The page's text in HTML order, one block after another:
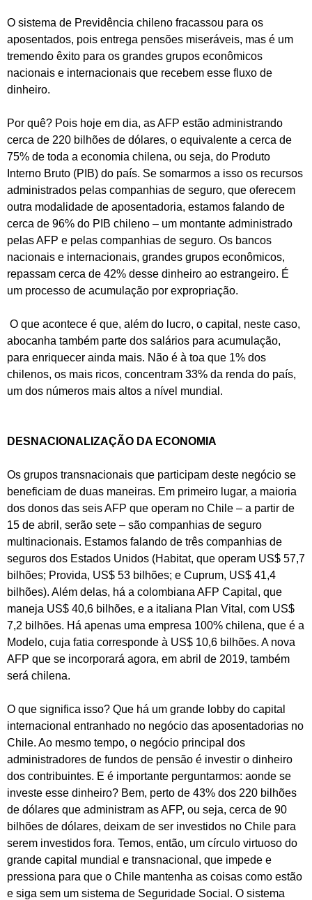
O sistema de Previdência chileno fracassou para os
aposentados, pois entrega pensões miseráveis, mas é um
tremendo êxito para os grandes grupos econômicos
nacionais e internacionais que recebem esse fluxo de
dinheiro.
Por quê? Pois hoje em dia, as AFP estão administrando
cerca de 220 bilhões de dólares, o equivalente a cerca de
75% de toda a economia chilena, ou seja, do Produto
Interno Bruto (PIB) do país. Se somarmos a isso os recursos
administrados pelas companhias de seguro, que oferecem
outra modalidade de aposentadoria, estamos falando de
cerca de 96% do PIB chileno – um montante administrado
pelas AFP e pelas companhias de seguro. Os bancos
nacionais e internacionais, grandes grupos econômicos,
repassam cerca de 42% desse dinheiro ao estrangeiro. É
um processo de acumulação por expropriação.
O que acontece é que, além do lucro, o capital, neste caso,
abocanha também parte dos salários para acumulação,
para enriquecer ainda mais. Não é à toa que 1% dos
chilenos, os mais ricos, concentram 33% da renda do país,
um dos números mais altos a nível mundial.
DESNACIONALIZAÇÃO DA ECONOMIA
Os grupos transnacionais que participam deste negócio se
beneficiam de duas maneiras. Em primeiro lugar, a maioria
dos donos das seis AFP que operam no Chile – a partir de
15 de abril, serão sete – são companhias de seguro
multinacionais. Estamos falando de três companhias de
seguros dos Estados Unidos (Habitat, que operam US$ 57,7
bilhões; Provida, US$ 53 bilhões; e Cuprum, US$ 41,4
bilhões). Além delas, há a colombiana AFP Capital, que
maneja US$ 40,6 bilhões, e a italiana Plan Vital, com US$
7,2 bilhões. Há apenas uma empresa 100% chilena, que é a
Modelo, cuja fatia corresponde à US$ 10,6 bilhões. A nova
AFP que se incorporará agora, em abril de 2019, também
será chilena.
O que significa isso? Que há um grande lobby do capital
internacional entranhado no negócio das aposentadorias no
Chile. Ao mesmo tempo, o negócio principal dos
administradores de fundos de pensão é investir o dinheiro
dos contribuintes. E é importante perguntarmos: aonde se
investe esse dinheiro? Bem, perto de 43% dos 220 bilhões
de dólares que administram as AFP, ou seja, cerca de 90
bilhões de dólares, deixam de ser investidos no Chile para
serem investidos fora. Temos, então, um círculo virtuoso do
grande capital mundial e transnacional, que impede e
pressiona para que o Chile mantenha as coisas como estão
e siga sem um sistema de Seguridade Social. O sistema